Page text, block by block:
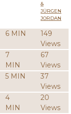
&
JÜRGEN
JORDAN
6 MIN
149
Views
7
MIN
67
Views
5 MIN
37
Views
4
MIN
20
Views